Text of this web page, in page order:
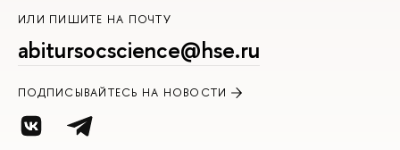
ИЛИ ПИШИТЕ НА ПОЧТУ
abitursocscience@hse.ru
ПОДПИСЫВАЙТЕСЬ НА НОВОСТИ